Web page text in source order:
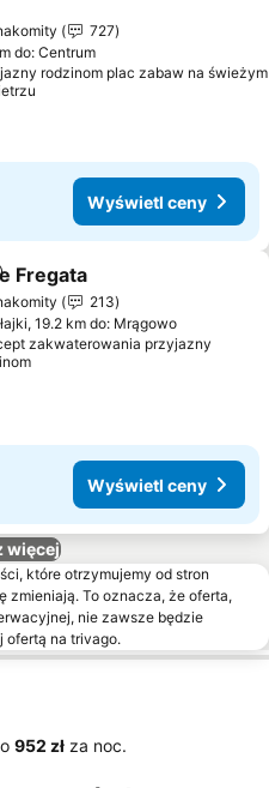
727
do: Centrum
rodzinom plac zabaw na świeżym
Wyświetl ceny
do ulubionych
Fregata
213
19.2 km do: Mrągowo
zakwaterowania przyjazny
Wyświetl ceny
więcej
które otrzymujemy od stron
zmieniają. To oznacza, że oferta,
nie zawsze będzie
ofertą na trivago.
‎952 zł za noc.